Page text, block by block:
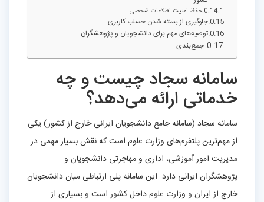
حفظ امنیت اطلاعات شخصی
جلوگیری از بسته شدن حساب کاربری
توصیه‌های مهم برای دانشجویان و پژوهشگران
جمع‌بندی
سامانه سجاد چیست و چه
خدماتی ارائه می‌دهد؟
سامانه سجاد (سامانه جامع دانشجویان ایرانی خارج از کشور) یکی
از مهم‌ترین پلتفرم‌های وزارت علوم است که نقش بسیار مهمی در
مدیریت امور آموزشی، اداری و مهاجرتی دانشجویان و
پژوهشگران ایرانی دارد. این سامانه پلی ارتباطی میان دانشجویان
خارج از ایران و وزارت علوم داخل کشور است و بسیاری از